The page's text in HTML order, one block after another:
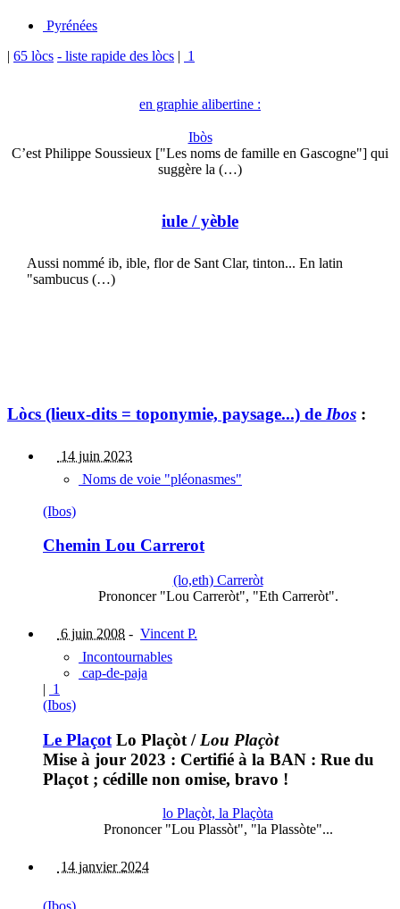
Pyrénées
| 65 lòcs - liste rapide des lòcs | 1
en graphie alibertine :
Ibòs
C’est Philippe Soussieux ["Les noms de famille en Gascogne"] qui
suggère la (…)
iule / yèble
Aussi nommé ib, ible, flor de Sant Clar, tinton... En latin
"sambucus (…)
Lòcs (lieux-dits = toponymie, paysage...) de Ibos :
14 juin 2023
Noms de voie "pléonasmes"
(Ibos)
Chemin Lou Carrerot
(lo,eth) Carreròt
Prononcer "Lou Carreròt", "Eth Carreròt".
6 juin 2008 - Vincent P.
Incontournables
cap-de-paja
| 1
(Ibos)
Le Plaçot Lo Plaçòt / Lou Plaçòt
Mise à jour 2023 : Certifié à la BAN : Rue du
Plaçot ; cédille non omise, bravo !
lo Plaçòt, la Plaçòta
Prononcer "Lou Plassòt", "la Plassòte"...
14 janvier 2024